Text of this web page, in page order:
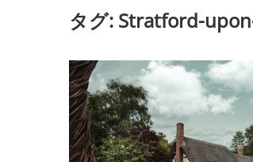
タグ: Stratford-